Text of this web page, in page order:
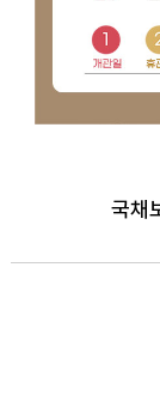
국채보상